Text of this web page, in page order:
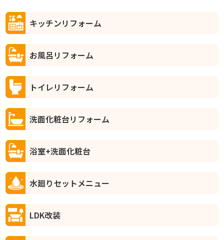
キッチンリフォーム
お風呂リフォーム
トイレリフォーム
洗面化粧台リフォーム
浴室+洗面化粧台
水廻りセットメニュー
LDK改装